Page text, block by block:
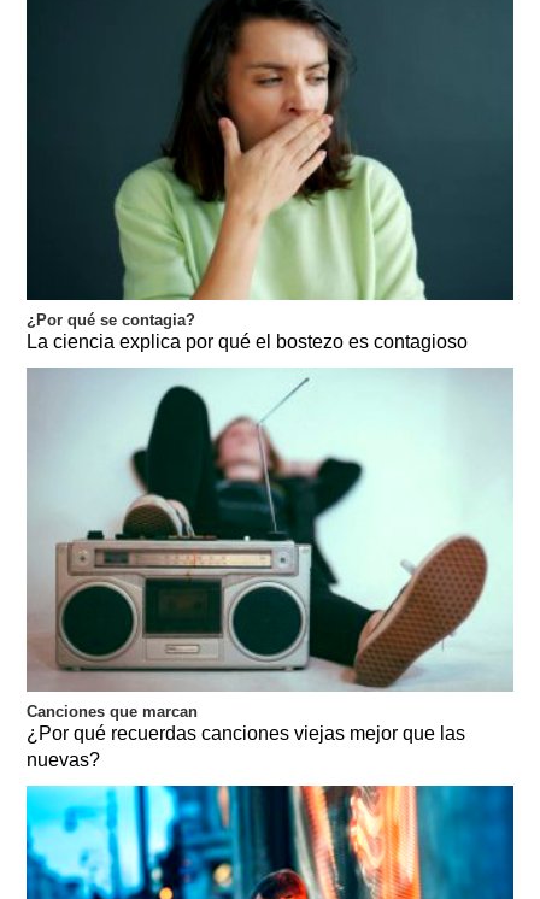
¿Por qué se contagia?
La ciencia explica por qué el bostezo es contagioso
Canciones que marcan
¿Por qué recuerdas canciones viejas mejor que las
nuevas?